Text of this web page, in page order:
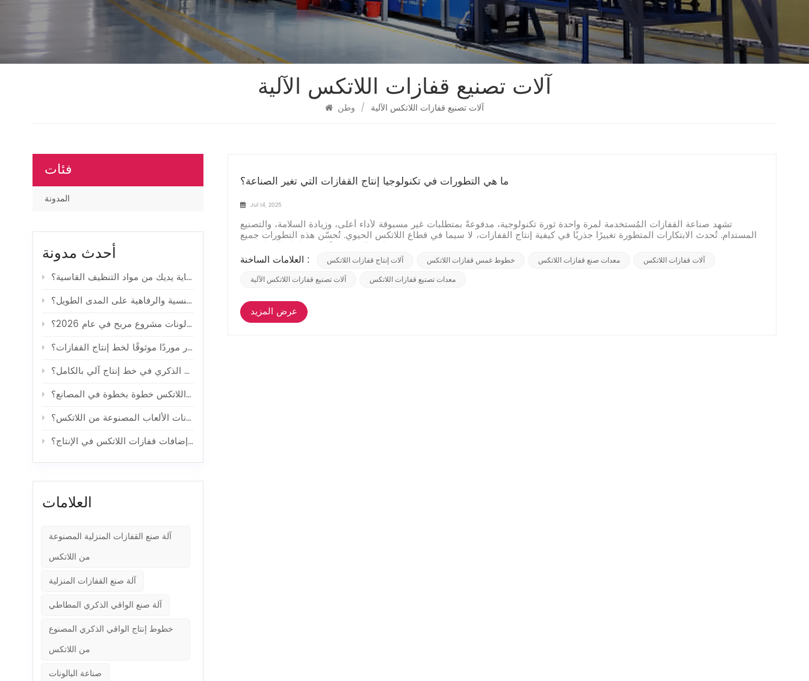
آلات تصنيع قفازات اللاتكس الآلية
وطن / آلات تصنيع قفازات اللاتكس الآلية
ما هي التطورات في تكنولوجيا إنتاج القفازات التي تغير الصناعة؟
Jul 14, 2025
تشهد صناعة القفازات المُستخدمة لمرة واحدة ثورة تكنولوجية، مدفوعةً بمتطلبات غير مسبوقة لأداء أعلى، وزيادة السلامة، والتصنيع
المستدام. تُحدث الابتكارات المتطورة تغييرًا جذريًا في كيفية إنتاج القفازات، لا سيما في قطاع اللاتكس الحيوي. تُحسّن هذه التطورات جميع
العلامات الساخنة :
آلات إنتاج قفازات اللاتكس خطوط غمس قفازات اللاتكس معدات صنع قفازات اللاتكس آلات قفازات اللاتكس
آلات تصنيع قفازات اللاتكس الآلية معدات تصنيع قفازات اللاتكس
عرض المزيد
فئات
المدونة
أحدث مدونة
كيف تساعد القفازات المنزلية في حماية يديك من مواد التنظيف القاسية؟
كيف تؤثر وسائل منع الحمل على الصحة الجنسية والرفاهية على المدى الطويل؟
هل صناعة البالونات مشروع مربح في عام 2026؟
كيف تختار موردًا موثوقًا لخط إنتاج القفازات؟
كيف يتم تصنيع الواقي الذكري في خط إنتاج آلي بالكامل؟
كيف تُصنع قفازات اللاتكس خطوة بخطوة في المصانع؟
ما هي التطورات التكنولوجية التي حسّنت من كفاءة إنتاج بالونات الألعاب المصنوعة من اللاتكس؟
ما هي فوائد استخدام إضافات قفازات اللاتكس في الإنتاج؟
العلامات
آلة صنع القفازات المنزلية المصنوعة
من اللاتكس
آلة صنع القفازات المنزلية
آلة صنع الواقي الذكري المطاطي
خطوط إنتاج الواقي الذكري المصنوع
من اللاتكس
صناعة البالونات